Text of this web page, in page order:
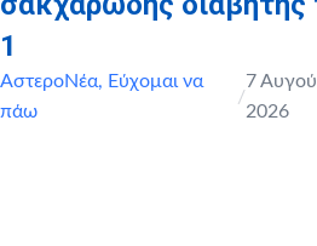
1
ΑστεροΝέα, Εύχομαι να
πάω
/
7
2026